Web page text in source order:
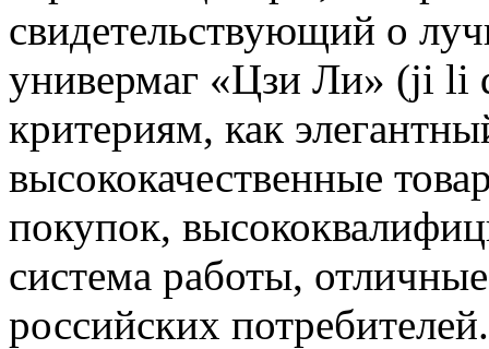
свидетельствующий о
универмаг «Цзи Ли» (ji li
критериям, как
высококачественные
покупок,
система работы,
российских потребителей.